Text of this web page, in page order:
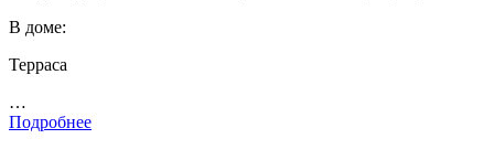
В доме:
Терраса
…
Подробнее